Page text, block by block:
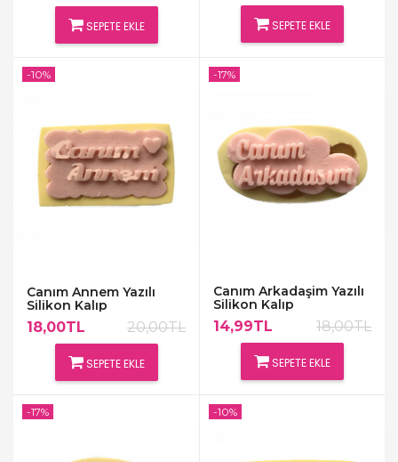
SEPETE EKLE SEPETE EKLE
Canım Annem Yazılı
Silikon Kalıp
18,00TL 20,00TL
SEPETE EKLE
-10%
Canım Arkadaşim Yazılı
Silikon Kalıp
14,99TL 18,00TL
SEPETE EKLE
-17%
-17% -10%